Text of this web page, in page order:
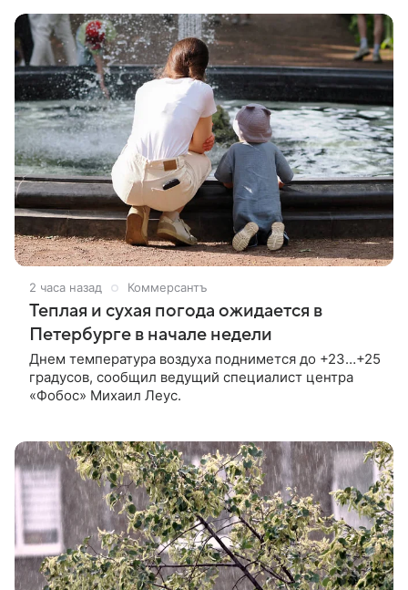
2 часа назад Коммерсантъ
Теплая и сухая погода ожидается в
Петербурге в начале недели
Днем температура воздуха поднимется до +23…+25
градусов, сообщил ведущий специалист центра
«Фобос» Михаил Леус.